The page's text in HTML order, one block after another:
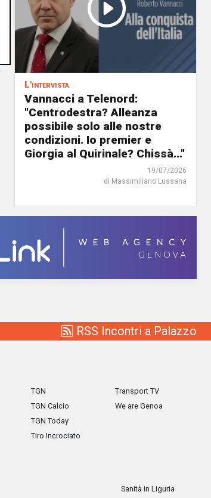
L'intervista
Vannacci a Telenord:
"Centrodestra? Alleanza
possibile solo alle nostre
condizioni. Io premier e
Giorgia al Quirinale? Chissà..."
19/07/2026
di Massimiliano Lussana
RSS Incontri a Palazzo
TGN
TGN Calcio
TGN Today
Tiro Incrociato
Transport TV
We are Genoa
Sanità in Liguria